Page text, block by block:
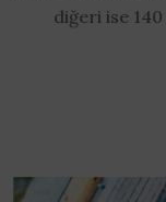
diğeri ise